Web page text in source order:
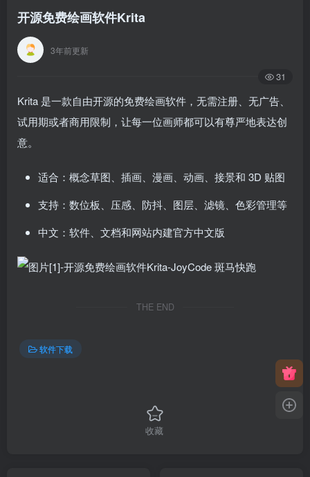
开源免费绘画软件Krita
3年前更新
31
Krita 是一款自由开源的免费绘画软件，无需注册、无广告、
试用期或者商用限制，让每一位画师都可以有尊严地表达创
意。
适合：概念草图、插画、漫画、动画、接景和 3D 贴图
支持：数位板、压感、防抖、图层、滤镜、色彩管理等
中文：软件、文档和网站内建官方中文版
THE END
软件下载
收藏